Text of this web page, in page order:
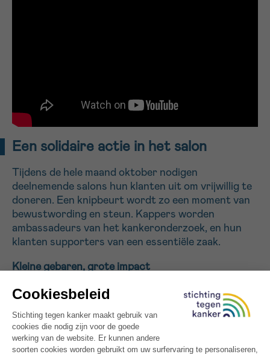
Een solidaire actie in het salon
Tijdens de hele maand oktober nodigen
deelnemende salons hun klanten uit om vrijwillig te
doneren. Een knipbeurt wordt zo een moment van
bewustwording en steun. Kappers worden
ambassadeurs van het kankeronderzoek, en hun
klanten supporters van een essentiële zaak.
Kleine gebaren, grote impact
Met een gift vanaf 5 euro draagt elke klant
rechtstreeks bij aan wetenschappelijk onderzoek.
De ingezamelde fondsen ondersteunen concrete
projecten zoals het opsporen van nieuwe
biomarkers, het ontwikkelen van gerichte